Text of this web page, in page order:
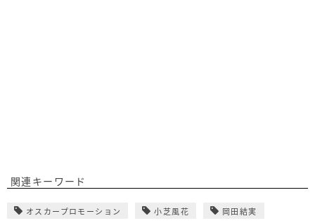
関連キーワード
オスカープロモーション 小芝風花 岡田結実